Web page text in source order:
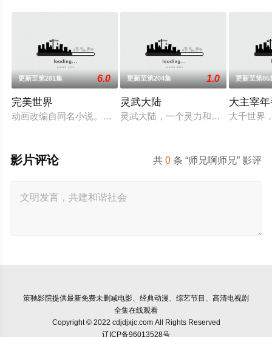
更新至第281集 6.0
完美世界
动画改编自同名小说。他为修道而生，为应劫而至，他身化亿
更新至第204集 1.0
灵武大陆
灵武大陆，一个灵力和武魂并存的世
更新至第85
大主宰
大千世界
共0 条 “师兄啊师兄” 影评
影片评论
策驰影院提供最新免费未删减电影、经典动漫、综艺节目、高清电视剧
全集在线观看
Copyright © 2022 cdjdjxjc.com All Rights Reserved
辽ICP备96013528号